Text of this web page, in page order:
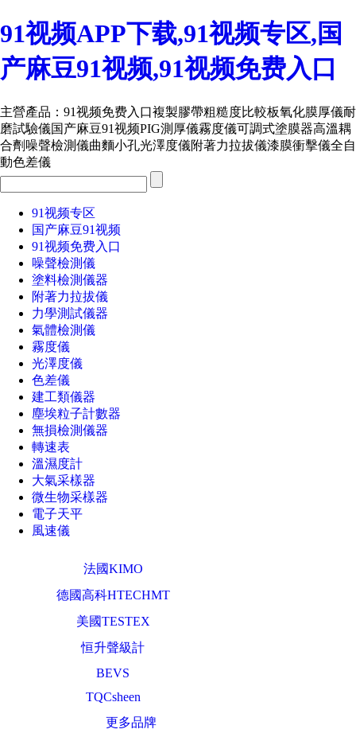
91视频APP下载,91视频专区,国
产麻豆91视频,91视频免费入口
主營產品： 91视频免费入口複製膠帶粗糙度比較板氧化膜厚儀耐
磨試驗儀国产麻豆91视频PIG測厚儀霧度儀可調式塗膜器高溫耦
合劑 噪聲檢測儀曲麵小孔光澤度儀附著力拉拔儀漆膜衝擊儀全自
動色差儀
91视频专区
国产麻豆91视频
91视频免费入口
噪聲檢測儀
塗料檢測儀器
附著力拉拔儀
力學測試儀器
氣體檢測儀
霧度儀
光澤度儀
色差儀
建工類儀器
塵埃粒子計數器
無損檢測儀器
轉速表
溫濕度計
大氣采樣器
微生物采樣器
電子天平
風速儀
法國KIMO
德國高科HTECHMT
美國TESTEX
恒升聲級計
BEVS
TQCsheen
英國易高Elcometer
更多品牌